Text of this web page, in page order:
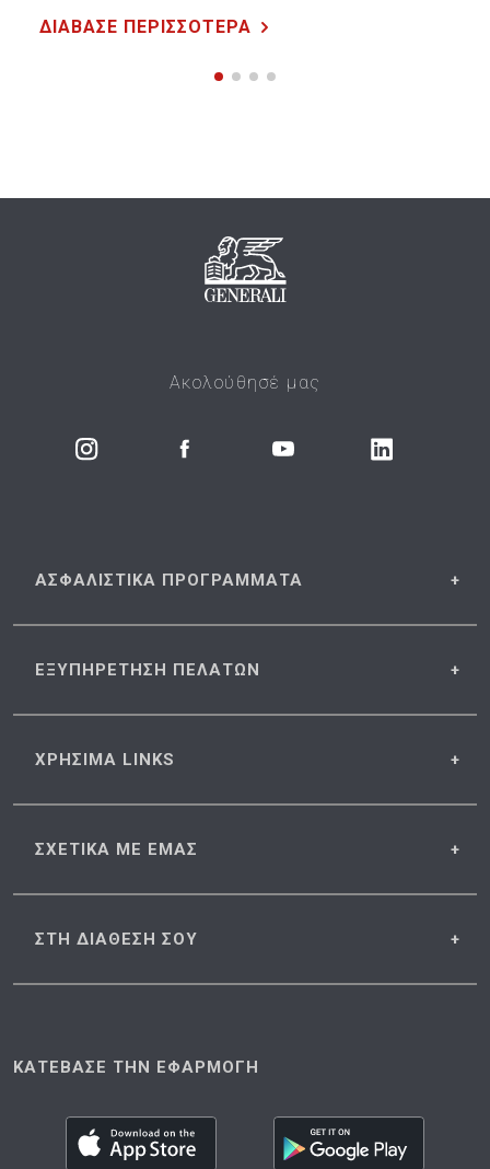
ΔΙΑΒΑΣΕ ΠΕΡΙΣΣΟΤΕΡΑ
Ακολούθησέ μας
ΑΣΦΑΛΙΣΤΙΚΑ ΠΡΟΓΡΑΜΜΑΤΑ
ΕΞΥΠΗΡΕΤΗΣΗ ΠΕΛΑΤΩΝ
ΧΡΗΣΙΜΑ LINKS
ΣΧΕΤΙΚΑ ΜΕ ΕΜΑΣ
ΣΤΗ ΔΙΑΘΕΣΗ ΣΟΥ
ΚΑΤΕΒΑΣΕ ΤΗΝ ΕΦΑΡΜΟΓΗ